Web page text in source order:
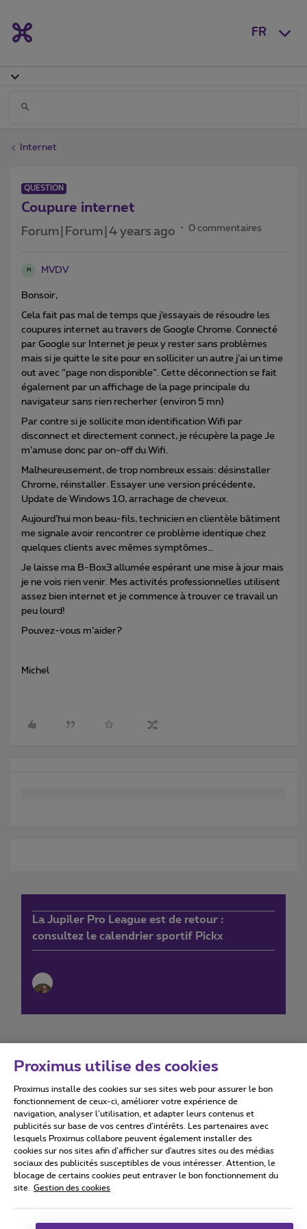
FR
Internet
QUESTION
Coupure internet
Forum|Forum|4 years ago 0 commentaires
M MVDV
Bonsoir,
Cela fait pas mal de temps que j’essayais de résoudre les
coupures internet au travers de Google Chrome. Connecté
par Google sur Internet je peux y rester sans problèmes
mais si je quitte le site pour en solliciter un autre j’ai un time
out avec “page non disponible”. Cette déconnection se fait
également par un affichage de la page principale du
navigateur sans rien recherher (environ 5 mn)
Par contre si je sollicite mon identification Wifi par
disconnect et directement connect, je récupère la page Je
m’amuse donc par on-off du Wifi.
Malheureusement, de trop nombreux essais: désinstaller
Chrome, réinstaller. Essayer une version précédente,
Update de Windows 10, arrachage de cheveux.
Aujourd’hui mon beau-fils, technicien en clientèle bâtiment
me signale avoir rencontrer ce problème identique chez
quelques clients avec mêmes symptômes…
Je laisse ma B-Box3 allumée espérant une mise à jour mais
je ne vois rien venir. Mes activités professionnelles utilisent
assez bien internet et je commence à trouver ce travail un
peu lourd!
Pouvez-vous m’aider?
Michel
La Jupiler Pro League est de retour :
consultez le calendrier sportif Pickx
Conditions d'utilisation Accessibility statement
Tous droits réservés. © 2026
Conditions générales, info consommateur
Proximus utilise des cookies
Proximus installe des cookies sur ses sites web pour assurer le bon
fonctionnement de ceux-ci, améliorer votre expérience de
navigation, analyser l’utilisation, et adapter leurs contenus et
publicités sur base de vos centres d’intérêts. Les partenaires avec
lesquels Proximus collabore peuvent également installer des
cookies sur nos sites afin d’afficher sur d'autres sites ou des médias
sociaux des publicités susceptibles de vous intéresser. Attention, le
blocage de certains cookies peut entraver le bon fonctionnement du
site.
Gestion des cookies